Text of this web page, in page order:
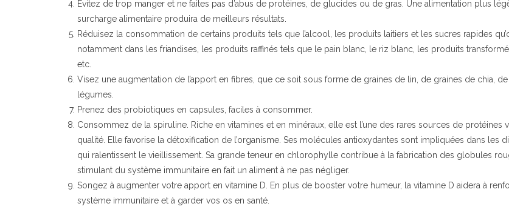
Évitez de trop manger et ne faites pas d’abus de protéines, de glucides ou de gras. Une alimentation plus
surcharge alimentaire produira de meilleurs résultats.
Réduisez la consommation de certains produits tels que l’alcool, les produits laitiers et les sucres rapides
notamment dans les friandises, les produits raffinés tels que le pain blanc, le riz blanc, les produits
etc.
Visez une augmentation de l’apport en fibres, que ce soit sous forme de graines de lin, de graines de chia,
légumes.
Prenez des probiotiques en capsules, faciles à consommer.
Consommez de la spiruline. Riche en vitamines et en minéraux, elle est l’une des rares sources de protéines
qualité. Elle favorise la détoxification de l’organisme. Ses molécules antioxydantes sont impliquées dans les
qui ralentissent le vieillissement. Sa grande teneur en chlorophylle contribue à la fabrication des globules
stimulant du système immunitaire en fait un aliment à ne pas négliger.
Songez à augmenter votre apport en vitamine D. En plus de booster votre humeur, la vitamine D aidera à
système immunitaire et à garder vos os en santé.